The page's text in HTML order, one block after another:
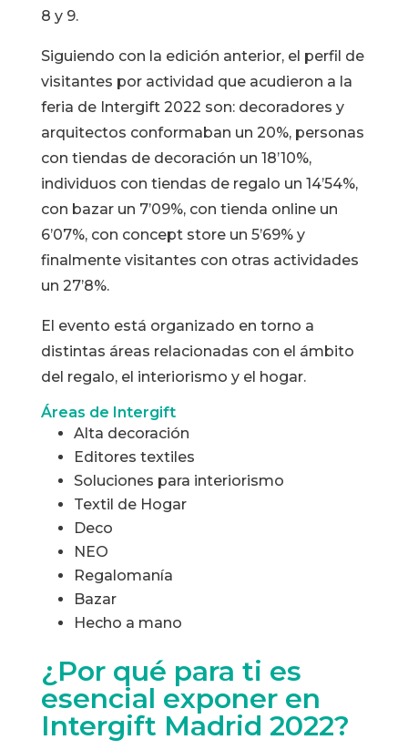
8 y 9.
Siguiendo con la edición anterior, el perfil de
visitantes por actividad que acudieron a la
feria de Intergift 2022 son: decoradores y
arquitectos conformaban un 20%, personas
con tiendas de decoración un 18’10%,
individuos con tiendas de regalo un 14’54%,
con bazar un 7’09%, con tienda online un
6’07%, con concept store un 5’69% y
finalmente visitantes con otras actividades
un 27’8%.
El evento está organizado en torno a
distintas áreas relacionadas con el ámbito
del regalo, el interiorismo y el hogar.
Áreas de Intergift​
Alta decoración
Editores textiles
Soluciones para interiorismo
Textil de Hogar
Deco
NEO
Regalomanía
Bazar
Hecho a mano
¿Por qué para ti es
esencial exponer en
Intergift Madrid 2022?